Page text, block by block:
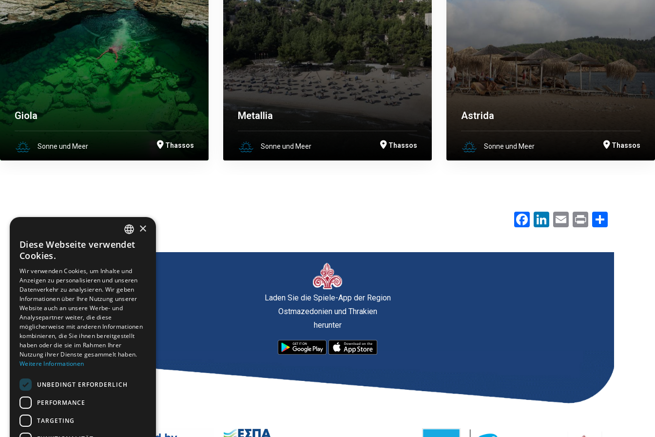
Giola
Sonne und Meer Thassos
Metallia
Sonne und Meer Thassos
Astrida
Sonne und Meer Thassos
Facebook
LinkedIn
Email
Print
Laden Sie die Spiele-App der Region
Ostmazedonien und Thrakien
herunter
ENGLISH
FRENCH
BULGARIAN
ROMANIAN
TURKISH
×
Diese Webseite verwendet
Cookies.
Wir verwenden Cookies, um Inhalte und
Anzeigen zu personalisieren und unseren
Datenverkehr zu analysieren. Wir geben
Informationen über Ihre Nutzung unserer
Website auch an unsere Werbe- und
Analysepartner weiter, die diese
möglicherweise mit anderen Informationen
kombinieren, die Sie ihnen bereitgestellt
haben oder die sie im Rahmen Ihrer
Nutzung ihrer Dienste gesammelt haben.
Weitere Informationen
UNBEDINGT ERFORDERLICH
PERFORMANCE
TARGETING